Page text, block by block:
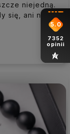
niejedną.
się, ani nie
5.0
7352
opinii